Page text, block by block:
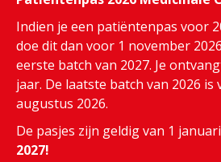
Indien je een patiëntenpas voor
doe dit dan voor 1 november
eerste batch van 2027. Je
jaar. De laatste batch van 2026 is
augustus 2026.
De pasjes zijn geldig van 1
2027!